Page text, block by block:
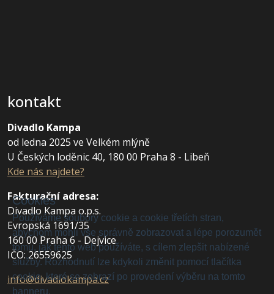
kontakt
Divadlo Kampa
od ledna 2025 ve Velkém mlýně
U Českých loděnic 40, 180 00 Praha 8 - Libeň
Kde nás najdete?
Fakturační adresa:
Divadlo Kampa o.p.s.
Evropská 1691/35
160 00 Praha 6 - Dejvice
IČO: 26559625
info@divadlokampa.cz
Cookies
Používáme soubory cookie a cookie třetích stran,
abychom mohli vše správně zobrazovat a lépe porozumět
tomu, jak tento web používáte, s cílem zlepšit nabízené
služby. Rozhodnutí lze kdykoli změnit pomocí tlačítka
cookie, které se zobrazí po provedení výběru na tomto
banneru.